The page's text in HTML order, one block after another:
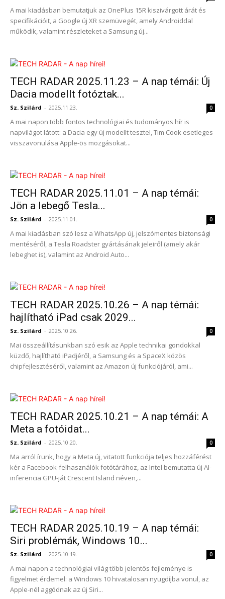
A mai kiadásban bemutatjuk az OnePlus 15R kiszivárgott árát és
specifikációit, a Google új XR szemüvegét, amely Androiddal
működik, valamint részleteket a Samsung új...
TECH RADAR 2025.11.23 – A nap témái: Új
Dacia modellt fotóztak...
Sz. Szilárd - 2025.11.23. 0
A mai napon több fontos technológiai és tudományos hír is
napvilágot látott: a Dacia egy új modellt tesztel, Tim Cook esetleges
visszavonulása Apple-ös mozgásokat...
TECH RADAR 2025.11.01 – A nap témái:
Jön a lebegő Tesla...
Sz. Szilárd - 2025.11.01. 0
A mai kiadásban szó lesz a WhatsApp új, jelszómentes biztonsági
mentéséről, a Tesla Roadster gyártásának jeleiről (amely akár
lebeghet is), valamint az Android Auto...
TECH RADAR 2025.10.26 – A nap témái:
hajlítható iPad csak 2029...
Sz. Szilárd - 2025.10.26. 0
Mai összeállításunkban szó esik az Apple technikai gondokkal
küzdő, hajlítható iPadjéről, a Samsung és a SpaceX közös
chipfejlesztéséről, valamint az Amazon új funkciójáról, ami...
TECH RADAR 2025.10.21 – A nap témái: A
Meta a fotóidat...
Sz. Szilárd - 2025.10.20. 0
Ma arról írunk, hogy a Meta új, vitatott funkciója teljes hozzáférést
kér a Facebook-felhasználók fotótárához, az Intel bemutatta új AI-
inferencia GPU-ját Crescent Island néven,...
TECH RADAR 2025.10.19 – A nap témái:
Siri problémák, Windows 10...
Sz. Szilárd - 2025.10.19. 0
A mai napon a technológiai világ több jelentős fejleménye is
figyelmet érdemel: a Windows 10 hivatalosan nyugdíjba vonul, az
Apple-nél aggódnak az új Siri...